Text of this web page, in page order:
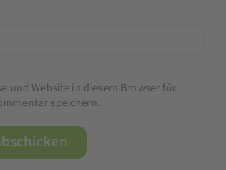
und Website in diesem Browser für
speichern.